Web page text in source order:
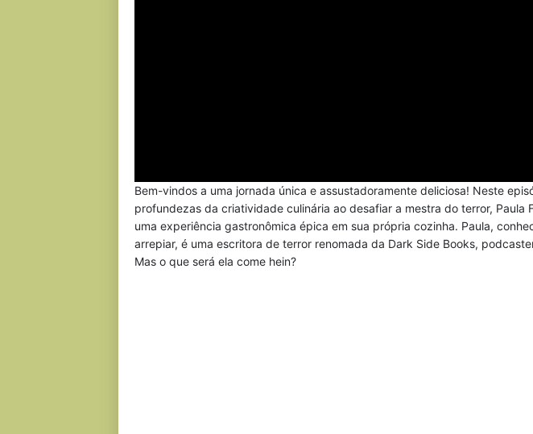
Bem-vindos a uma jornada única e assustadoramente deliciosa! Neste
profundezas da criatividade culinária ao desafiar a mestra do terror, Paula
uma experiência gastronômica épica em sua própria cozinha. Paula,
arrepiar, é uma escritora de terror renomada da Dark Side Books,
Mas o que será ela come hein?